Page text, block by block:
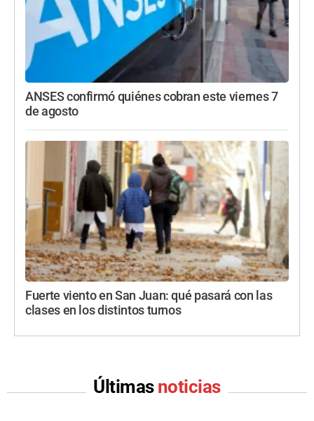
ANSES confirmó quiénes cobran este viernes 7
de agosto
Fuerte viento en San Juan: qué pasará con las
clases en los distintos turnos
Últimas noticias